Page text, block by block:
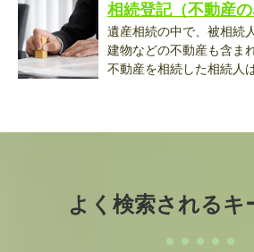
相続登記（不動産
遺産相続の中で、被相続
建物などの不動産も含ま
不動産を相続した相続人
よく検索されるキ